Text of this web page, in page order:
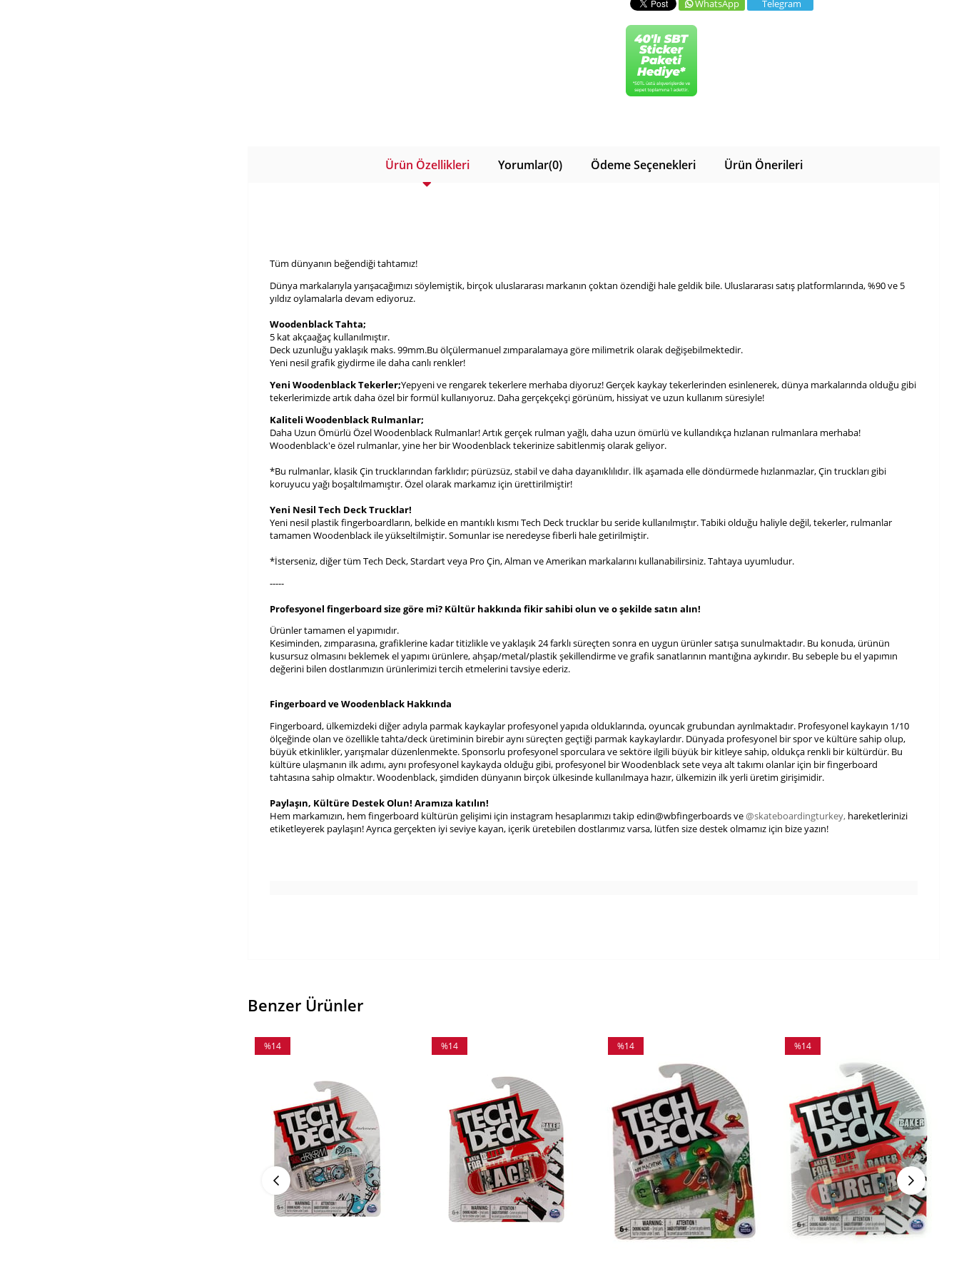
WhatsApp Telegram
Ürün Özellikleri Yorumlar(0) Ödeme Seçenekleri Ürün Önerileri
Tüm dünyanın beğendiği tahtamız!
Dünya markalarıyla yarışacağımızı söylemiştik, birçok uluslararası markanın çoktan özendiği hale geldik bile. Uluslararası satış platformlarında, %90 ve 5
yıldız oylamalarla devam ediyoruz.
Woodenblack Tahta;
5 kat akçaağaç kullanılmıştır.
Deck uzunluğu yaklaşık maks. 99mm.Bu ölçülermanuel zımparalamaya göre milimetrik olarak değişebilmektedir.
Yeni nesil grafik giydirme ile daha canlı renkler!
Yeni Woodenblack Tekerler;Yepyeni ve rengarek tekerlere merhaba diyoruz! Gerçek kaykay tekerlerinden esinlenerek, dünya markalarında olduğu gibi
tekerlerimizde artık daha özel bir formül kullanıyoruz. Daha gerçekçekçi görünüm, hissiyat ve uzun kullanım süresiyle!
Kaliteli Woodenblack Rulmanlar;
Daha Uzun Ömürlü Özel Woodenblack Rulmanlar! Artık gerçek rulman yağlı, daha uzun ömürlü ve kullandıkça hızlanan rulmanlara merhaba!
Woodenblack'e özel rulmanlar, yine her bir Woodenblack tekerinize sabitlenmiş olarak geliyor.
*Bu rulmanlar, klasik Çin trucklarından farklıdır; pürüzsüz, stabil ve daha dayanıklılıdır. İlk aşamada elle döndürmede hızlanmazlar, Çin truckları gibi
koruyucu yağı boşaltılmamıştır. Özel olarak markamız için ürettirilmiştir!
Yeni Nesil Tech Deck Trucklar!
Yeni nesil plastik fingerboardların, belkide en mantıklı kısmı Tech Deck trucklar bu seride kullanılmıştır. Tabiki olduğu haliyle değil, tekerler, rulmanlar
tamamen Woodenblack ile yükseltilmiştir. Somunlar ise neredeyse fiberli hale getirilmiştir.
*İsterseniz, diğer tüm Tech Deck, Stardart veya Pro Çin, Alman ve Amerikan markalarını kullanabilirsiniz. Tahtaya uyumludur.
-----
Profesyonel fingerboard size göre mi? Kültür hakkında fikir sahibi olun ve o şekilde satın alın!
Ürünler tamamen el yapımıdır.
Kesiminden, zımparasına, grafiklerine kadar titizlikle ve yaklaşık 24 farklı süreçten sonra en uygun ürünler satışa sunulmaktadır. Bu konuda, ürünün
kusursuz olmasını beklemek el yapımı ürünlere, ahşap/metal/plastik şekillendirme ve grafik sanatlarının mantığına aykırıdır. Bu sebeple bu el yapımın
değerini bilen dostlarımızın ürünlerimizi tercih etmelerini tavsiye ederiz.
Fingerboard ve Woodenblack Hakkında
Fingerboard, ülkemizdeki diğer adıyla parmak kaykaylar profesyonel yapıda olduklarında, oyuncak grubundan ayrılmaktadır. Profesyonel kaykayın 1/10
ölçeğinde olan ve özellikle tahta/deck üretiminin birebir aynı süreçten geçtiği parmak kaykaylardır. Dünyada profesyonel bir spor ve kültüre sahip olup,
büyük etkinlikler, yarışmalar düzenlenmekte. Sponsorlu profesyonel sporculara ve sektöre ilgili büyük bir kitleye sahip, oldukça renkli bir kültürdür. Bu
kültüre ulaşmanın ilk adımı, aynı profesyonel kaykayda olduğu gibi, profesyonel bir Woodenblack sete veya alt takımı olanlar için bir fingerboard
tahtasına sahip olmaktır. Woodenblack, şimdiden dünyanın birçok ülkesinde kullanılmaya hazır, ülkemizin ilk yerli üretim girişimidir.
Paylaşın, Kültüre Destek Olun! Aramıza katılın!
Hem markamızın, hem fingerboard kültürün gelişimi için instagram hesaplarımızı takip edin@wbfingerboards ve@skateboardingturkey, hareketlerinizi
etiketleyerek paylaşın! Ayrıca gerçekten iyi seviye kayan, içerik üretebilen dostlarımız varsa, lütfen size destek olmamız için bize yazın!
Benzer Ürünler
%14
%14
%14
%14